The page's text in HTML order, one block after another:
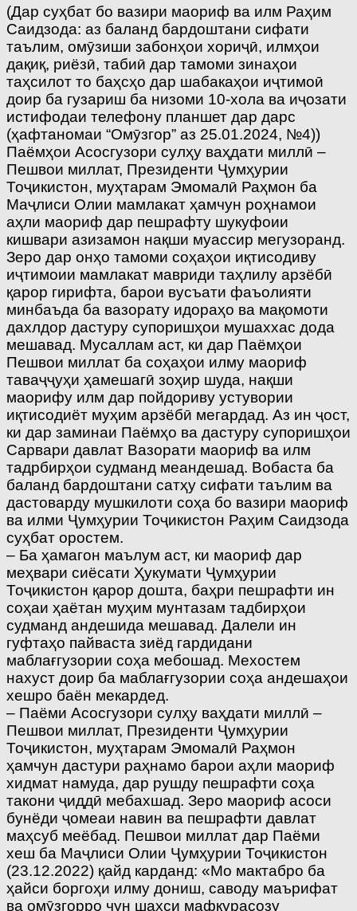
(Дар суҳбат бо вазири маориф ва илм Раҳим
Саидзода: аз баланд бардоштани сифати
таълим, омӯзиши забонҳои хориҷӣ, илмҳои
дақиқ, риёзӣ, табиӣ дар тамоми зинаҳои
таҳсилот то баҳсҳо дар шабакаҳои иҷтимоӣ
доир ба гузариш ба низоми 10-хола ва иҷозати
истифодаи телефону планшет дар дарс
(ҳафтаномаи “Омӯзгор” аз 25.01.2024, №4))
Паёмҳои Асосгузори сулҳу ваҳдати миллӣ –
Пешвои миллат, Президенти Ҷумҳурии
Тоҷикистон, муҳтарам Эмомалӣ Раҳмон ба
Маҷлиси Олии мамлакат ҳамчун роҳнамои
аҳли маориф дар пешрафту шукуфоии
кишвари азизамон нақши муассир мегузоранд.
Зеро дар онҳо тамоми соҳаҳои иқтисодиву
иҷтимоии мамлакат мавриди таҳлилу арзёбӣ
қарор гирифта, барои вусъати фаъолияти
минбаъда ба вазорату идораҳо ва мақомоти
дахлдор дастуру супоришҳои мушаххас дода
мешавад. Мусаллам аст, ки дар Паёмҳои
Пешвои миллат ба соҳаҳои илму маориф
таваҷҷуҳи ҳамешагӣ зоҳир шуда, нақши
маорифу илм дар пойдориву устувории
иқтисодиёт муҳим арзёбӣ мегардад. Аз ин ҷост,
ки дар заминаи Паёмҳо ва дастуру супоришҳои
Сарвари давлат Вазорати маориф ва илм
тадрбирҳои судманд меандешад. Вобаста ба
баланд бардоштани сатҳу сифати таълим ва
дастоварду мушкилоти соҳа бо вазири маориф
ва илми Ҷумҳурии Тоҷикистон Раҳим Саидзода
суҳбат оростем.
– Ба ҳамагон маълум аст, ки маориф дар
меҳвари сиёсати Ҳукумати Ҷумҳурии
Тоҷикистон қарор дошта, баҳри пешрафти ин
соҳаи ҳаётан муҳим мунтазам тадбирҳои
судманд андешида мешавад. Далели ин
гуфтаҳо пайваста зиёд гардидани
маблағгузории соҳа мебошад. Мехостем
нахуст доир ба маблағгузории соҳа андешаҳои
хешро баён мекардед.
– Паёми Асосгузори сулҳу ваҳдати миллӣ –
Пешвои миллат, Президенти Ҷумҳурии
Тоҷикистон, муҳтарам Эмомалӣ Раҳмон
ҳамчун дастури раҳнамо барои аҳли маориф
хидмат намуда, дар рушду пешрафти соҳа
такони ҷиддӣ мебахшад. Зеро маориф асоси
бунёди ҷомеаи навин ва пешрафти давлат
маҳсуб меёбад. Пешвои миллат дар Паёми
хеш ба Маҷлиси Олии Ҷумҳурии Тоҷикистон
(23.12.2022) қайд карданд: «Мо мактабро ба
ҳайси боргоҳи илму дониш, саводу маърифат
ва омӯзгорро чун шахси мафкурасозу